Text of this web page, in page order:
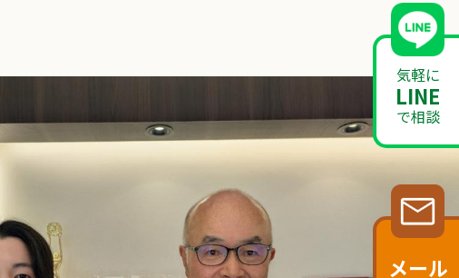
気軽に
LINE
で相談
メール